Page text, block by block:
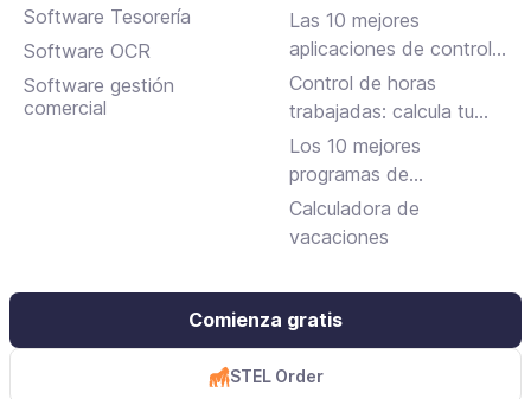
Software Tesorería
Software OCR
Software gestión
comercial
requisitos y cómo
solicitarla
Las 10 mejores
aplicaciones de control
horario para fichar en el
trabajo
Control de horas
trabajadas: calcula tu
jornada laboral
Los 10 mejores
programas de
facturación gratuitos y
de pago
Calculadora de
vacaciones
Comienza gratis
STEL Order